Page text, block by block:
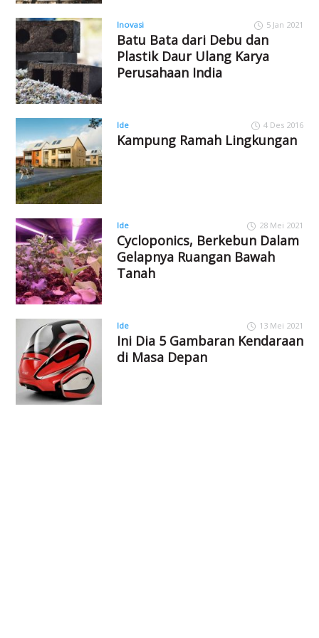
Inovasi 5 Jan 2021
Batu Bata dari Debu dan
Plastik Daur Ulang Karya
Perusahaan India
Ide 4 Des 2016
Kampung Ramah Lingkungan
Ide 28 Mei 2021
Cycloponics, Berkebun Dalam
Gelapnya Ruangan Bawah
Tanah
Ide 13 Mei 2021
Ini Dia 5 Gambaran Kendaraan
di Masa Depan